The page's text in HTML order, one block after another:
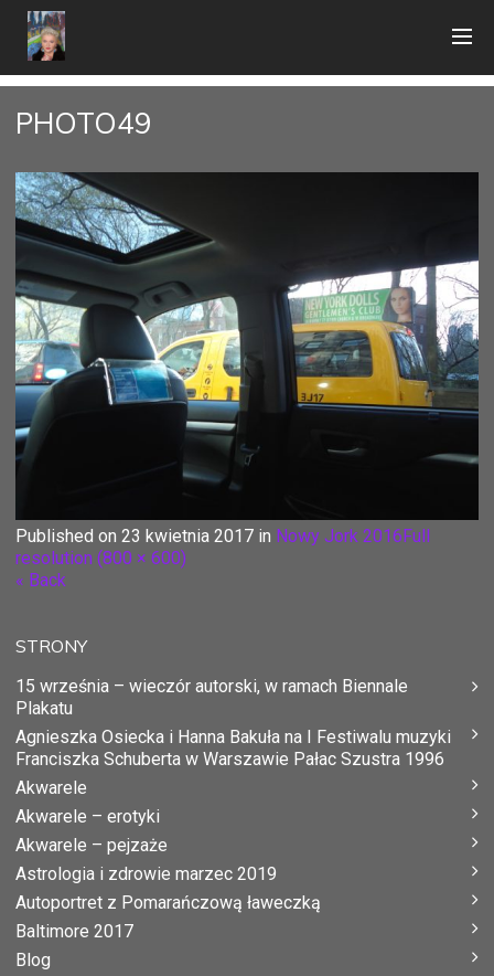
PHOTO49
Published on 23 kwietnia 2017 in Nowy Jork 2016Full
resolution (800 × 600)
« Back
STRONY
15 września – wieczór autorski, w ramach Biennale
Plakatu
Agnieszka Osiecka i Hanna Bakuła na I Festiwalu muzyki
Franciszka Schuberta w Warszawie Pałac Szustra 1996
Akwarele
Akwarele – erotyki
Akwarele – pejzaże
Astrologia i zdrowie marzec 2019
Autoportret z Pomarańczową ławeczką
Baltimore 2017
Blog